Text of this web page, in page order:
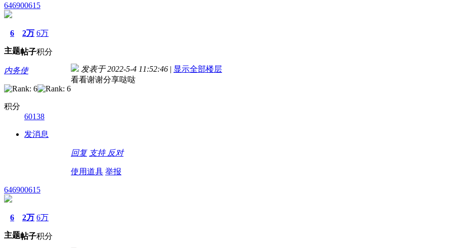
646900615
6
主题
2万
帖子
6万
积分
内务使
积分
60138
发消息
发表于 2022-5-4 11:52:46 | 显示全部楼层
看看谢谢分享哒哒
回复 支持 反对
使用道具 举报
646900615
6
主题
2万
帖子
6万
积分